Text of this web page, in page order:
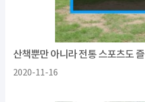
산책뿐만 아니라 전통 스포츠도
2020-11-16